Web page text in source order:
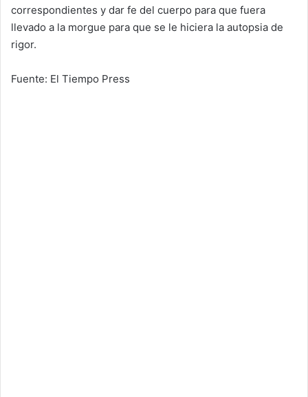
correspondientes y dar fe del cuerpo para que fuera
llevado a la morgue para que se le hiciera la autopsia de
rigor.
Fuente: El Tiempo Press